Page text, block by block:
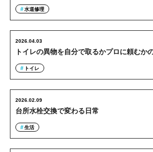
水道修理
トイレの異物を自分で取るかプロに頼むか
2026.04.03
トイレ
台所水栓交換で変わる日常
2026.02.09
生活